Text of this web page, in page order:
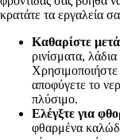
κρατάτε τα εργαλεία
Καθαρίστε
ρινίσματα,
αποφύγετε το
πλύσιμο.
Ελέγξτε για
φθαρμένα